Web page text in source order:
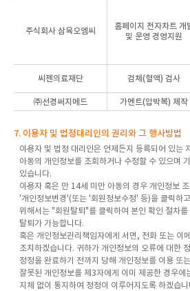
주식회사 삼육오엠씨 홈페이지 전자차트 개
및 운영 경영지원
씨젠의료재단 검체(혈액) 검사
㈜선경써지메드
가멘트(압박복) 제작
7. 이용자 및 법정대리인의 권리와 그 행사방법
이용자 및 법정 대리인은 언제든지 등록되어 있는
아동의 개인정보를 조회하거나 수정할 수 있으며
있습니다.
이용자 혹은 만 14세 미만 아동의 경우 개인정보
'개인정보변경'(또는 '회원정보수정' 등)을 클릭하
위해서는 "회원탈퇴"를 클릭하여 본인 확인 절차
탈퇴가 가능합니다.
혹은 개인정보관리책임자에게 서면, 전화 또는 이
조치하겠습니다. 귀하가 개인정보의 오류에 대한
정정을 완료하기 전까지 당해 개인정보를 이용 또
잘못된 개인정보를 제3자에게 이미 제공한 경우에
지체 없이 통지하여 정정이 이루어지도록 하겠습